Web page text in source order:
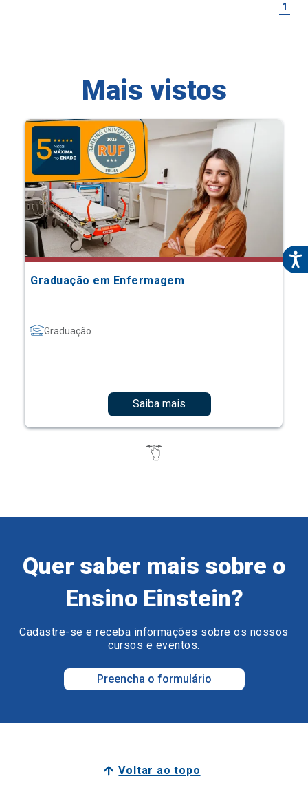
1
Mais vistos
Graduação em Enfermagem
Graduação
Saiba mais
Quer saber mais sobre o
Ensino Einstein?
Cadastre-se e receba informações sobre os nossos
cursos e eventos.
Preencha o formulário
Voltar ao topo